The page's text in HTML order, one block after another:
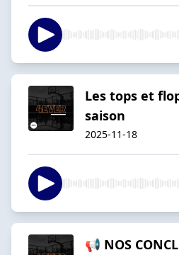
Les tops et
saison
2025-11-18
📢 NOS